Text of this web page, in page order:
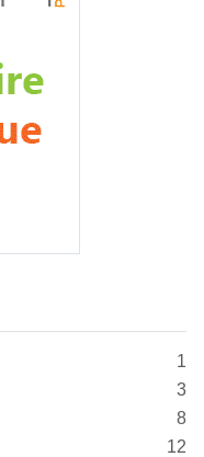
1
3
8
12